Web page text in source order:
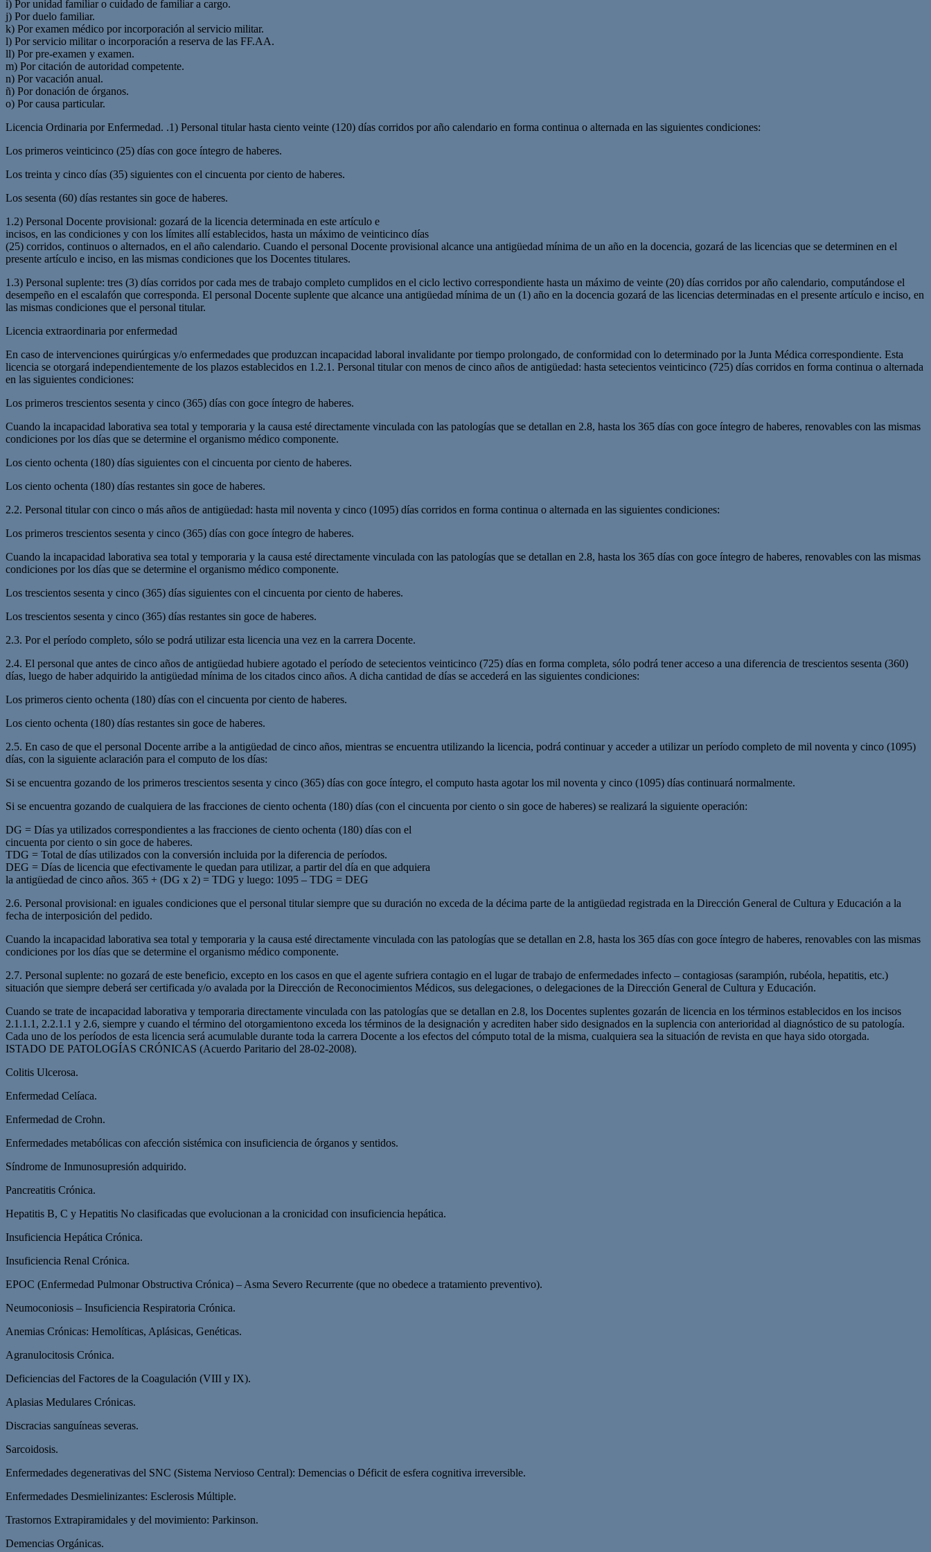
i) Por unidad familiar o cuidado de familiar a cargo.
j) Por duelo familiar.
k) Por examen médico por incorporación al servicio militar.
l) Por servicio militar o incorporación a reserva de las FF.AA.
ll) Por pre-examen y examen.
m) Por citación de autoridad competente.
n) Por vacación anual.
ñ) Por donación de órganos.
o) Por causa particular.
Licencia Ordinaria por Enfermedad. .1) Personal titular hasta ciento veinte (120) días corridos por año calendario en forma continua o alternada en las siguientes condiciones:
Los primeros veinticinco (25) días con goce íntegro de haberes.
Los treinta y cinco días (35) siguientes con el cincuenta por ciento de haberes.
Los sesenta (60) días restantes sin goce de haberes.
1.2) Personal Docente provisional: gozará de la licencia determinada en este artículo e
incisos, en las condiciones y con los límites allí establecidos, hasta un máximo de veinticinco días
(25) corridos, continuos o alternados, en el año calendario. Cuando el personal Docente provisional alcance una antigüedad mínima de un año en la docencia, gozará de las licencias que se determinen en el
presente artículo e inciso, en las mismas condiciones que los Docentes titulares.
1.3) Personal suplente: tres (3) días corridos por cada mes de trabajo completo cumplidos en el ciclo lectivo correspondiente hasta un máximo de veinte (20) días corridos por año calendario, computándose el
desempeño en el escalafón que corresponda. El personal Docente suplente que alcance una antigüedad mínima de un (1) año en la docencia gozará de las licencias determinadas en el presente artículo e inciso, en
las mismas condiciones que el personal titular.
Licencia extraordinaria por enfermedad
En caso de intervenciones quirúrgicas y/o enfermedades que produzcan incapacidad laboral invalidante por tiempo prolongado, de conformidad con lo determinado por la Junta Médica correspondiente. Esta
licencia se otorgará independientemente de los plazos establecidos en 1.2.1. Personal titular con menos de cinco años de antigüedad: hasta setecientos veinticinco (725) días corridos en forma continua o alternada
en las siguientes condiciones:
Los primeros trescientos sesenta y cinco (365) días con goce íntegro de haberes.
Cuando la incapacidad laborativa sea total y temporaria y la causa esté directamente vinculada con las patologías que se detallan en 2.8, hasta los 365 días con goce íntegro de haberes, renovables con las mismas
condiciones por los días que se determine el organismo médico componente.
Los ciento ochenta (180) días siguientes con el cincuenta por ciento de haberes.
Los ciento ochenta (180) días restantes sin goce de haberes.
2.2. Personal titular con cinco o más años de antigüedad: hasta mil noventa y cinco (1095) días corridos en forma continua o alternada en las siguientes condiciones:
Los primeros trescientos sesenta y cinco (365) días con goce íntegro de haberes.
Cuando la incapacidad laborativa sea total y temporaria y la causa esté directamente vinculada con las patologías que se detallan en 2.8, hasta los 365 días con goce íntegro de haberes, renovables con las mismas
condiciones por los días que se determine el organismo médico componente.
Los trescientos sesenta y cinco (365) días siguientes con el cincuenta por ciento de haberes.
Los trescientos sesenta y cinco (365) días restantes sin goce de haberes.
2.3. Por el período completo, sólo se podrá utilizar esta licencia una vez en la carrera Docente.
2.4. El personal que antes de cinco años de antigüedad hubiere agotado el período de setecientos veinticinco (725) días en forma completa, sólo podrá tener acceso a una diferencia de trescientos sesenta (360)
días, luego de haber adquirido la antigüedad mínima de los citados cinco años. A dicha cantidad de días se accederá en las siguientes condiciones:
Los primeros ciento ochenta (180) días con el cincuenta por ciento de haberes.
Los ciento ochenta (180) días restantes sin goce de haberes.
2.5. En caso de que el personal Docente arribe a la antigüedad de cinco años, mientras se encuentra utilizando la licencia, podrá continuar y acceder a utilizar un período completo de mil noventa y cinco (1095)
días, con la siguiente aclaración para el computo de los días:
Si se encuentra gozando de los primeros trescientos sesenta y cinco (365) días con goce íntegro, el computo hasta agotar los mil noventa y cinco (1095) días continuará normalmente.
Si se encuentra gozando de cualquiera de las fracciones de ciento ochenta (180) días (con el cincuenta por ciento o sin goce de haberes) se realizará la siguiente operación:
DG = Días ya utilizados correspondientes a las fracciones de ciento ochenta (180) días con el
cincuenta por ciento o sin goce de haberes.
TDG = Total de días utilizados con la conversión incluida por la diferencia de períodos.
DEG = Días de licencia que efectivamente le quedan para utilizar, a partir del día en que adquiera
la antigüedad de cinco años. 365 + (DG x 2) = TDG y luego: 1095 – TDG = DEG
2.6. Personal provisional: en iguales condiciones que el personal titular siempre que su duración no exceda de la décima parte de la antigüedad registrada en la Dirección General de Cultura y Educación a la
fecha de interposición del pedido.
Cuando la incapacidad laborativa sea total y temporaria y la causa esté directamente vinculada con las patologías que se detallan en 2.8, hasta los 365 días con goce íntegro de haberes, renovables con las mismas
condiciones por los días que se determine el organismo médico componente.
2.7. Personal suplente: no gozará de este beneficio, excepto en los casos en que el agente sufriera contagio en el lugar de trabajo de enfermedades infecto – contagiosas (sarampión, rubéola, hepatitis, etc.)
situación que siempre deberá ser certificada y/o avalada por la Dirección de Reconocimientos Médicos, sus delegaciones, o delegaciones de la Dirección General de Cultura y Educación.
Cuando se trate de incapacidad laborativa y temporaria directamente vinculada con las patologías que se detallan en 2.8, los Docentes suplentes gozarán de licencia en los términos establecidos en los incisos
2.1.1.1, 2.2.1.1 y 2.6, siempre y cuando el término del otorgamientono exceda los términos de la designación y acrediten haber sido designados en la suplencia con anterioridad al diagnóstico de su patología.
Cada uno de los períodos de esta licencia será acumulable durante toda la carrera Docente a los efectos del cómputo total de la misma, cualquiera sea la situación de revista en que haya sido otorgada.
ISTADO DE PATOLOGÍAS CRÓNICAS (Acuerdo Paritario del 28-02-2008).
Colitis Ulcerosa.
Enfermedad Celíaca.
Enfermedad de Crohn.
Enfermedades metabólicas con afección sistémica con insuficiencia de órganos y sentidos.
Síndrome de Inmunosupresión adquirido.
Pancreatitis Crónica.
Hepatitis B, C y Hepatitis No clasificadas que evolucionan a la cronicidad con insuficiencia hepática.
Insuficiencia Hepática Crónica.
Insuficiencia Renal Crónica.
EPOC (Enfermedad Pulmonar Obstructiva Crónica) – Asma Severo Recurrente (que no obedece a tratamiento preventivo).
Neumoconiosis – Insuficiencia Respiratoria Crónica.
Anemias Crónicas: Hemolíticas, Aplásicas, Genéticas.
Agranulocitosis Crónica.
Deficiencias del Factores de la Coagulación (VIII y IX).
Aplasias Medulares Crónicas.
Discracias sanguíneas severas.
Sarcoidosis.
Enfermedades degenerativas del SNC (Sistema Nervioso Central): Demencias o Déficit de esfera cognitiva irreversible.
Enfermedades Desmielinizantes: Esclerosis Múltiple.
Trastornos Extrapiramidales y del movimiento: Parkinson.
Demencias Orgánicas.